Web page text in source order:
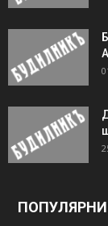
ПОПУЛЯРНИ